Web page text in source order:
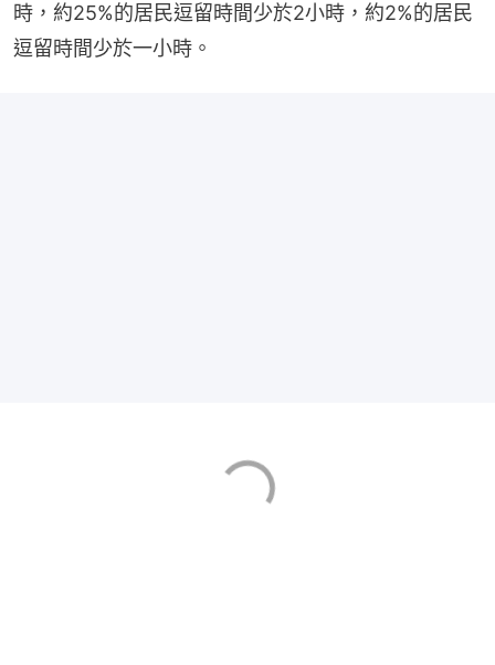
時，約25%的居民逗留時間少於2小時，約2%的居民
逗留時間少於一小時。